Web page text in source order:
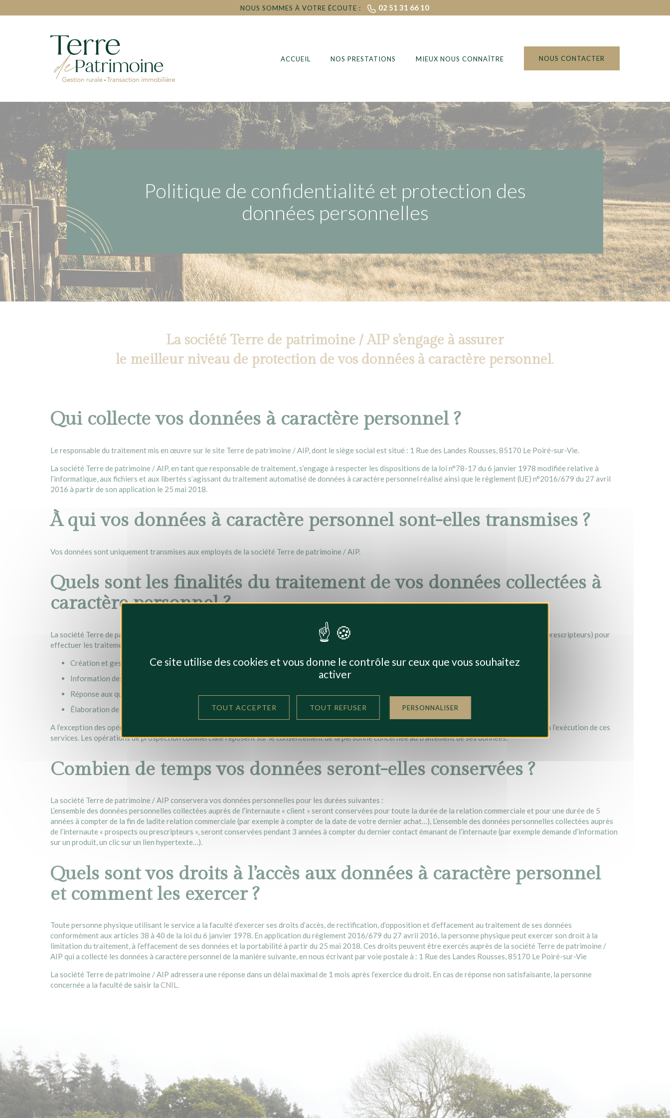
NOUS SOMMES À VOTRE ÉCOUTE : 02 51 31 66 10
ACCUEIL NOS PRESTATIONS MIEUX NOUS CONNAÎTRE NOUS CONTACTER
Politique de confidentialité et protection des
données personnelles
La société Terre de patrimoine / AIP s’engage à assurer
le meilleur niveau de protection de vos données à caractère personnel.
Qui collecte vos données à caractère personnel ?
Le responsable du traitement mis en œuvre sur le site Terre de patrimoine / AIP, dont le siège social est situé : 1 Rue des Landes Rousses, 85170 Le Poiré-sur-Vie.
La société Terre de patrimoine / AIP, en tant que responsable de traitement, s’engage à respecter les dispositions de la loi n°78-17 du 6 janvier 1978 modifiée relative à
l’informatique, aux fichiers et aux libertés s’agissant du traitement automatisé de données à caractère personnel réalisé ainsi que le règlement (UE) n°2016/679 du 27 avril
2016 à partir de son application le 25 mai 2018.
À qui vos données à caractère personnel sont-elles transmises ?
Vos données sont uniquement transmises aux employés de la société Terre de patrimoine / AIP.
Quels sont les finalités du traitement de vos données collectées à
caractère personnel ?
La société Terre de patrimoine / AIP est amenée à collecter et à enregistrer des données à caractère personnel de ses internautes (clients, prospects et prescripteurs) pour
effectuer les traitements suivants :
Création et gestion du compte client
Information des services nouveaux ou modifiés
Réponse aux questions et envoi de propositions commerciales par email (suite à votre demande)
Élaboration de statistiques commerciales.
A l’exception des opérations de prospection commerciale, Terre de patrimoine / AIP considère que l’ensemble des traitements ci-dessus sont nécessaire à l’exécution de ces
services. Les opérations de prospection commerciale reposent sur le consentement de la personne concernée au traitement de ses données.
Combien de temps vos données seront-elles conservées ?
La société Terre de patrimoine / AIP conservera vos données personnelles pour les durées suivantes :
L’ensemble des données personnelles collectées auprès de l’internaute « client » seront conservées pour toute la durée de la relation commerciale et pour une durée de 5
années à compter de la fin de ladite relation commerciale (par exemple à compter de la date de votre dernier achat…), L’ensemble des données personnelles collectées auprès
de l’internaute « prospects ou prescripteurs », seront conservées pendant 3 années à compter du dernier contact émanant de l’internaute (par exemple demande d’information
sur un produit, un clic sur un lien hypertexte…).
Quels sont vos droits à l’accès aux données à caractère personnel
et comment les exercer ?
Toute personne physique utilisant le service a la faculté d’exercer ses droits d’accès, de rectification, d’opposition et d’effacement au traitement de ses données
conformément aux articles 38 à 40 de la loi du 6 janvier 1978. En application du règlement 2016/679 du 27 avril 2016, la personne physique peut exercer son droit à la
limitation du traitement, à l’effacement de ses données et la portabilité à partir du 25 mai 2018. Ces droits peuvent être exercés auprès de la société Terre de patrimoine /
AIP qui a collecté les données à caractère personnel de la manière suivante, en nous écrivant par voie postale à : 1 Rue des Landes Rousses, 85170 Le Poiré-sur-Vie
La société Terre de patrimoine / AIP adressera une réponse dans un délai maximal de 1 mois après l’exercice du droit. En cas de réponse non satisfaisante, la personne
concernée a la faculté de saisir la CNIL.
Ce site utilise des cookies et vous donne le contrôle sur ceux que vous souhaitez
activer
TOUT ACCEPTER TOUT REFUSER PERSONNALISER